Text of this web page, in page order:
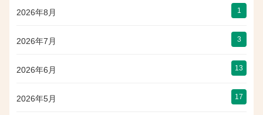
2026年8月 1
2026年7月 3
2026年6月 13
2026年5月 17